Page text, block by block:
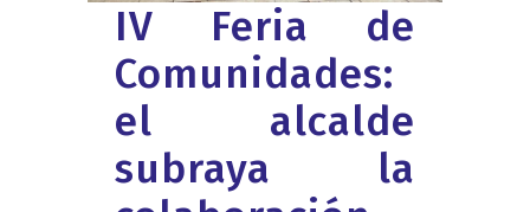
IV Feria de
Comunidades:
el alcalde
subraya la